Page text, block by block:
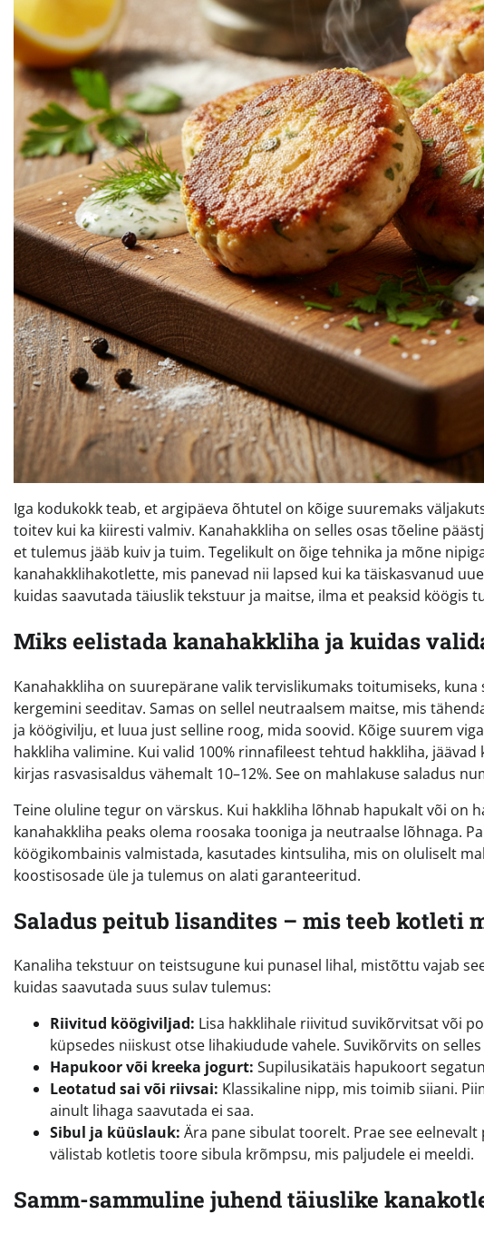
Iga kodukokk teab, et argipäeva õhtutel on kõige suuremaks
toitev kui ka kiiresti valmiv. Kanahakkliha on selles osas tõeline
et tulemus jääb kuiv ja tuim. Tegelikult on õige tehnika ja mõne
kanahakklihakotlette, mis panevad nii lapsed kui ka täiskasvanud
kuidas saavutada täiuslik tekstuur ja maitse, ilma et peaksid köögis
Miks eelistada kanahakkliha ja kuidas
Kanahakkliha on suurepärane valik tervislikumaks toitumiseks,
kergemini seeditav. Samas on sellel neutraalsem maitse, mis
ja köögivilju, et luua just selline roog, mida soovid. Kõige suurem
hakkliha valimine. Kui valid 100% rinnafileest tehtud hakkliha,
kirjas rasvasisaldus vähemalt 10–12%. See on mahlakuse saladus
Teine oluline tegur on värskus. Kui hakkliha lõhnab hapukalt või on
kanahakkliha peaks olema roosaka tooniga ja neutraalse lõhnaga.
köögikombainis valmistada, kasutades kintsuliha, mis on oluliselt
koostisosade üle ja tulemus on alati garanteeritud.
Saladus peitub lisandites – mis teeb kotleti
Kanaliha tekstuur on teistsugune kui punasel lihal, mistõttu vajab
kuidas saavutada suus sulav tulemus:
Riivitud köögiviljad: Lisa hakklihale riivitud suvikõrvitsat või
küpsedes niiskust otse lihakiudude vahele. Suvikõrvits on
Hapukoor või kreeka jogurt: Supilusikatäis hapukoort
Leotatud sai või riivsai: Klassikaline nipp, mis toimib siiani.
ainult lihaga saavutada ei saa.
Sibul ja küüslauk: Ära pane sibulat toorelt. Prae see
välistab kotletis toore sibula krõmpsu, mis paljudele ei meeldi.
Samm-sammuline juhend täiuslike